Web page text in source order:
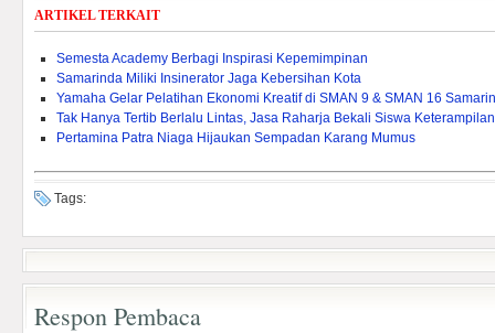
ARTIKEL TERKAIT
Semesta Academy Berbagi Inspirasi Kepemimpinan
Samarinda Miliki Insinerator Jaga Kebersihan Kota
Yamaha Gelar Pelatihan Ekonomi Kreatif di SMAN 9 & SMAN 16
Tak Hanya Tertib Berlalu Lintas, Jasa Raharja Bekali Siswa
Pertamina Patra Niaga Hijaukan Sempadan Karang Mumus
Tags:
Respon Pembaca